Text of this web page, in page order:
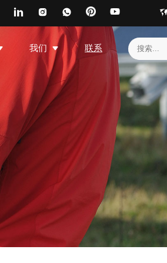
我们 联系